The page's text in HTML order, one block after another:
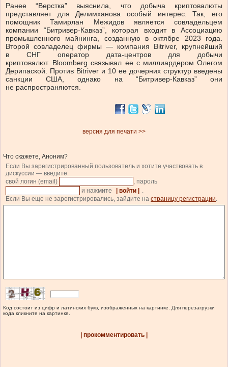
Ранее “Верстка” выяснила, что добыча криптовалюты
представляет для Делимханова особый интерес. Так, его
помощник Тамирлан Межидов является совладельцем
компании “Битривер-Кавказ”, которая входит в Ассоциацию
промышленного майнинга, созданную в октябре 2023 года.
Второй совладелец фирмы — компания Bitriver, крупнейший
в СНГ оператор дата-центров для добычи
криптовалют. Bloomberg связывал ее с миллиардером Олегом
Дерипаской. Против Bitriver и 10 ее дочерних структур введены
санкции США, однако на “Битривер-Кавказ” они
не распространяются.
версия для печати >>
Что скажете, Аноним?
Если Вы зарегистрированный пользователь и хотите участвовать в
дискуссии — введите
свой логин (email)
, пароль
и нажмите
| войти |
.
Если Вы еще не зарегистрировались, зайдите на страницу регистрации.
Код состоит из цифр и латинских букв, изображенных на картинке. Для перезагрузки
кода кликните на картинке.
| прокомментировать |